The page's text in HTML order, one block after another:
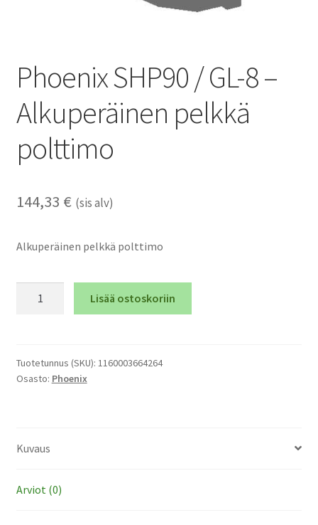
Phoenix SHP90 / GL-8 –
Alkuperäinen pelkkä
polttimo
144,33 € (sis alv)
Alkuperäinen pelkkä polttimo
8
-
määrä
Lisää ostoskoriin
Tuotetunnus (SKU): 1160003664264
Osasto: Phoenix
Kuvaus
Arviot (0)